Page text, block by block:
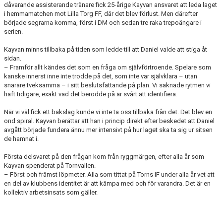
dåvarande assisterande tränare fick 25-årige Kayvan ansvaret att leda laget
i hemmamatchen mot Lilla Torg FF, där det blev förlust. Men därefter
började segrarna komma, först i DM och sedan tre raka trepoängare i
serien.
Kayvan minns tillbaka på tiden som ledde till att Daniel valde att stiga åt
sidan.
– Framför allt kändes det som en fråga om självförtroende. Spelare som
kanske innerst inne inte trodde på det, som inte var självklara – utan
snarare tveksamma – i sitt beslutsfattande på plan. Vi saknade rytmen vi
haft tidigare, exakt vad det berodde på är svårt att identifiera.
När vi väl fick ett bakslag kunde vi inte ta oss tillbaka från det. Det blev en
ond spiral. Kayvan berättar att han i princip direkt efter beskedet att Daniel
avgått började fundera ännu mer intensivt på hur laget ska ta sig ur sitsen
de hamnat i.
Första delsvaret på den frågan kom från ryggmärgen, efter alla år som
Kayvan spenderat på Tornvallen.
– Först och främst löpmeter. Alla som tittat på Torns IF under alla år vet att
en del av klubbens identitet är att kämpa med och för varandra. Det är en
kollektiv arbetsinsats som gäller.